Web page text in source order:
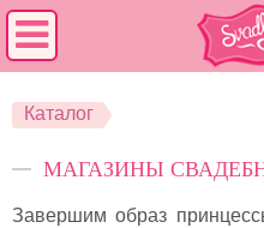
Каталог
МАГАЗИНЫ
Завершим образ